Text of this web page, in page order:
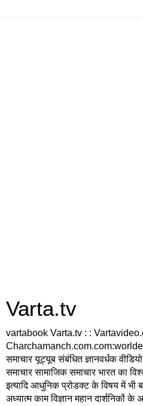
Varta.tv
vartabook Varta.tv : :
समाचार यूट्यूब संबंधित ज्ञानवर्धक
समाचार सामाजिक समाचार भारत का
इत्यादि आधुनिक प्रोडक्ट के विषय में भी
अध्यात्म काम विज्ञान महान दार्शनिकों